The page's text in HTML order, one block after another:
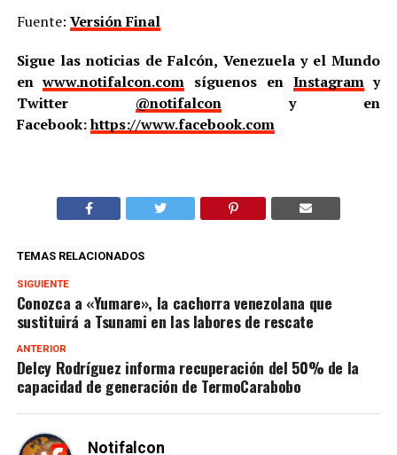
Fuente: Versión Final
Sigue las noticias de Falcón, Venezuela y el Mundo
enwww.notifalcon.com síguenos en Instagramy
Twitter @notifalcony en
Facebook:https://www.facebook.com
TEMAS RELACIONADOS
SIGUIENTE
Conozca a «Yumare», la cachorra venezolana que
sustituirá a Tsunami en las labores de rescate
ANTERIOR
Delcy Rodríguez informa recuperación del 50% de la
capacidad de generación de TermoCarabobo
Notifalcon